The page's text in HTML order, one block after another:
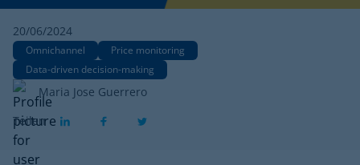
20/06/2024
Omnichannel
Price monitoring
Data-driven decision-making
Maria Jose Guerrero
Teilen